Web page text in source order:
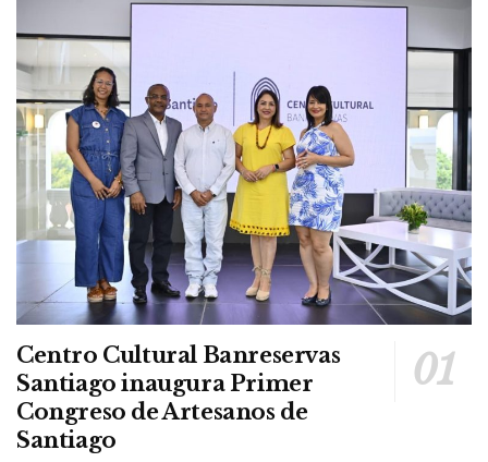
Centro Cultural Banreservas
Santiago inaugura Primer
Congreso de Artesanos de
Santiago